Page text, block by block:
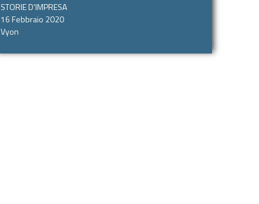
STORIE D'IMPRESA
16 Febbraio 2020
Vyon